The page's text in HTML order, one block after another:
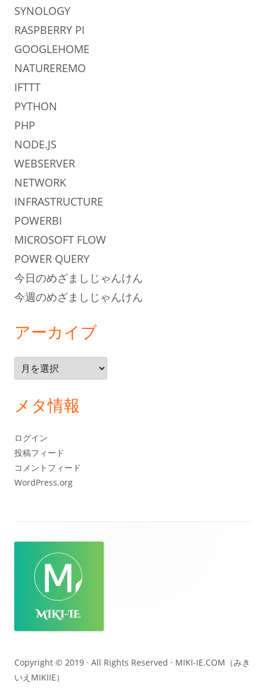
SYNOLOGY
RASPBERRY PI
GOOGLEHOME
NATUREREMO
IFTTT
PYTHON
PHP
NODE.JS
WEBSERVER
NETWORK
INFRASTRUCTURE
POWERBI
MICROSOFT FLOW
POWER QUERY
今日のめざましじゃんけん
今週のめざましじゃんけん
アーカイブ
ー
イ
メタ情報
ログイン
投稿フィード
コメントフィード
WordPress.org
テ
ン
Copyright © 2019 · All Rights Reserved · MIKI-IE.COM（みき
いえMIKIIE）